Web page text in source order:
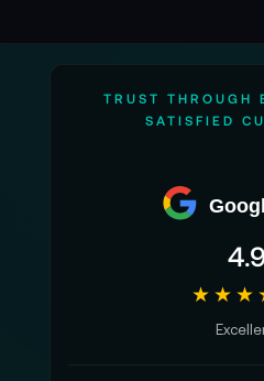
TRUST THROUGH
SATISFIED